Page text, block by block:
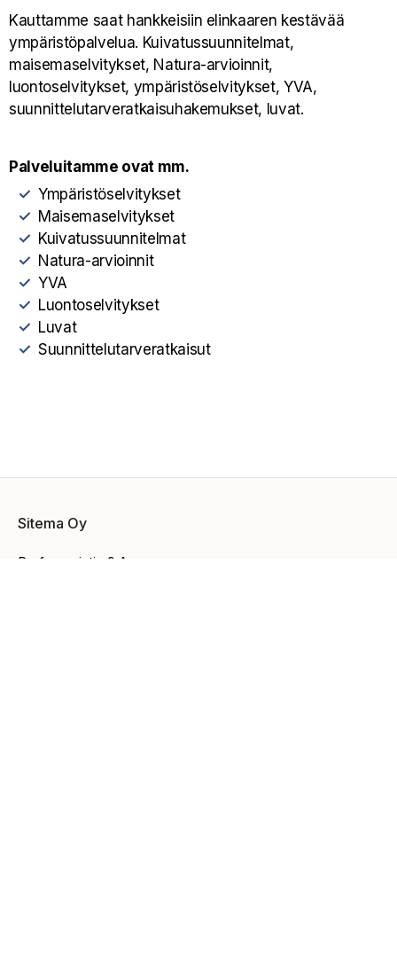
Kauttamme saat hankkeisiin elinkaaren kestävää
ympäristöpalvelua. Kuivatussuunnitelmat,
maisemaselvitykset, Natura-arvioinnit,
luontoselvitykset, ympäristöselvitykset, YVA,
suunnittelutarveratkaisuhakemukset, luvat.
Palveluitamme ovat mm.
Ympäristöselvitykset
Maisemaselvitykset
Kuivatussuunnitelmat
Natura-arvioinnit
YVA
Luontoselvitykset
Luvat
Suunnittelutarveratkaisut
Sitema Oy
Professorintie 9 A